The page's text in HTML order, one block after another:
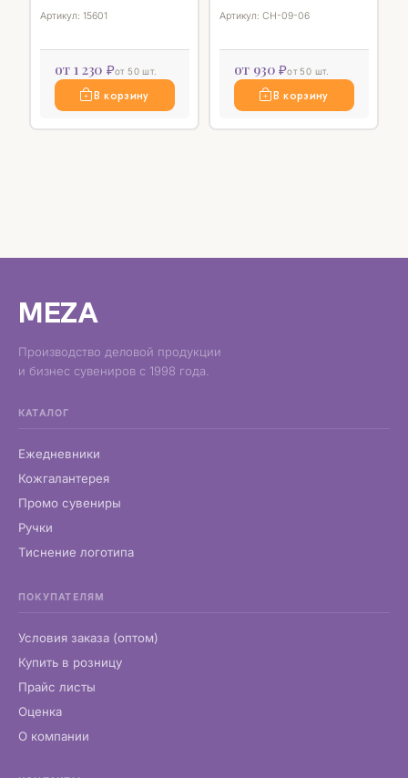
Артикул: 15601
от 1 230 ₽от 50 шт.
В корзину
Артикул: CH-09-06
от 930 ₽от 50 шт.
В корзину
MEZA
Производство деловой продукции
и бизнес сувениров с 1998 года.
КАТАЛОГ
Ежедневники
Кожгалантерея
Промо сувениры
Ручки
Тиснение логотипа
ПОКУПАТЕЛЯМ
Условия заказа (оптом)
Купить в розницу
Прайс листы
Оценка
О компании